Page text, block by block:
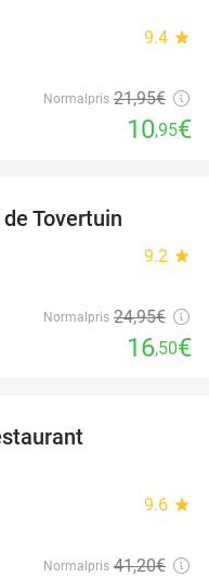
9.4 star
Normalpris 21,95€
10,95€
Tovertuin
9.2 star
Normalpris 24,95€
16,50€
9.6 star
Normalpris 41,20€